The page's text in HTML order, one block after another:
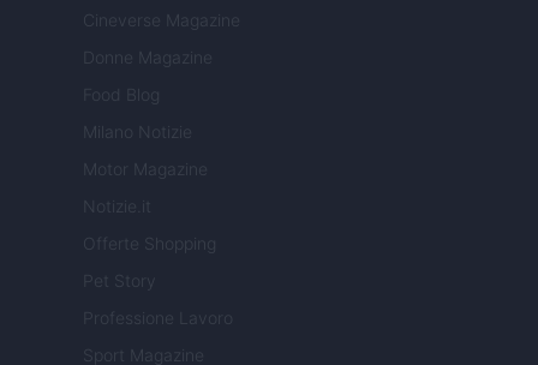
Cineverse Magazine
Donne Magazine
Food Blog
Milano Notizie
Motor Magazine
Notizie.it
Offerte Shopping
Pet Story
Professione Lavoro
Sport Magazine